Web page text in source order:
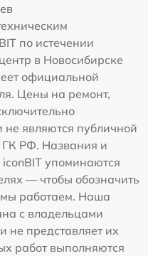
по истечении
в Новосибирске
официальной
Цены на ремонт,
являются публичной
ГК РФ. Названия и
упоминаются
— чтобы обозначить
мы работаем. Наша
с владельцами
не представляет их
работ выполняются